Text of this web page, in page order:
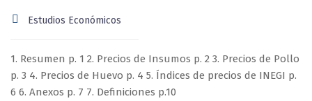
Estudios Económicos
1. Resumen p. 1 2. Precios de Insumos p. 2 3. Precios de Pollo
p. 3 4. Precios de Huevo p. 4 5. Índices de precios de INEGI p.
6 6. Anexos p. 7 7. Definiciones p.10